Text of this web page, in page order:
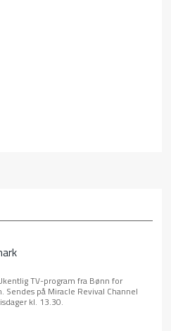
TV-program fra Bønn for
Sendes på Miracle Revival Channel
kl. 13.30.